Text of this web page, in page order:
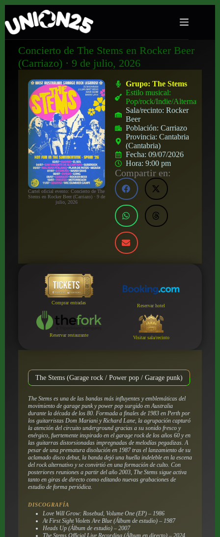
Concierto de The Stems en Rocker Beer
(Carriazo) · 9 de julio, 2026
Cartel oficial evento: Concierto de The
Stems en Rocker Beer (Carriazo) · 9 de
julio, 2026
Grupo:The Stems
Estilo musical:
Pop/rock/Indie/Alternativo
Sala/recinto:Rocker
Beer
Población:Carriazo
Provincia:Cantabria
(Cantabria)
Fecha:09/07/2026
Hora:9:00 pm
Compartir en:
Comprar entradas
Reservar hotel
Reservar restaurante Visitar sala/recinto
The Stems (Garage rock / Power pop / Garage punk)
The Stems es una de las bandas más influyentes y emblemáticas del
movimiento de garage punk y power pop surgido en Australia
durante la década de los 80. Formada a finales de 1983 en Perth por
los guitarristas Dom Mariani y Richard Lane, la agrupación capturó
la atención del circuito underground gracias a su sonido fresco y
enérgico, fuertemente inspirado en el garage rock de los años 60 y en
las guitarras distorsionadas impregnadas de melodías pegadizas. A
pesar de una prematura disolución en 1987 tras el lanzamiento de su
aclamado disco debut, la banda dejó una huella indeleble en la escena
del rock alternativo y se convirtió en una formación de culto. Con
posteriores reuniones a partir del año 2003, The Stems sigue activa
tanto en giras de directo como editando nuevas grabaciones de
estudio de forma periódica.
DISCOGRAFÍA
Love Will Grow: Rosebud, Volume One (EP) – 1986
At First Sight Violets Are Blue (Álbum de estudio) – 1987
Heads Up (Álbum de estudio) – 2007
The Stems Official Live Recording (Álbum en directo) – 2024